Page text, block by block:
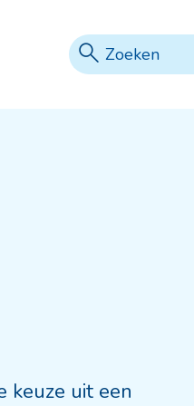
Zoeken
Vraag of
keuze uit een